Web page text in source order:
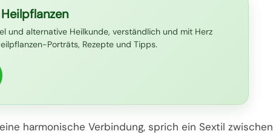
und alternative Heilkunde, verständlich und mit Herz
Porträts, Rezepte und Tipps.
harmonische Verbindung, sprich ein Sextil zwischen